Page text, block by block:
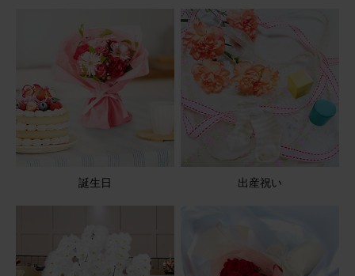
バルーンが可愛い
母の誕生日プレゼントとして贈りました。 お花だけでなく
バルーンもついているので華やかで明るいと好評でした。
アレンジメント(黄)Sサイズ Happy Birthdayバルーン付き
孫のバレエの発表会があり、プレゼントしました。 可愛い
と喜んでくれました。🌸🌸
誕生日 出産祝い